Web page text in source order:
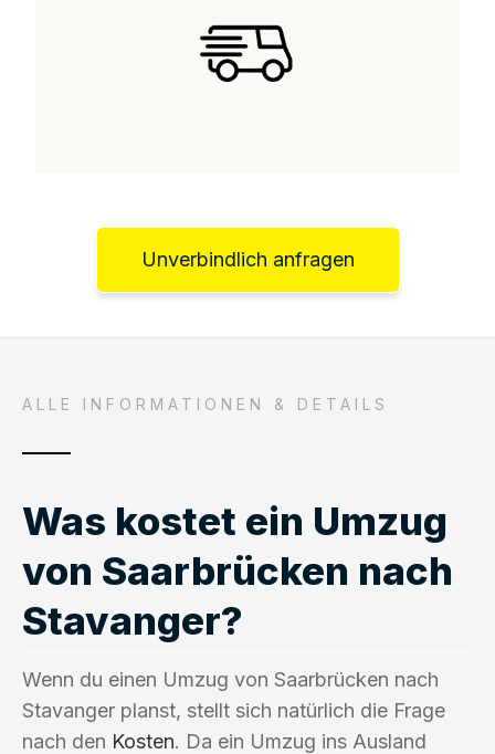
Unverbindlich anfragen
ALLE INFORMATIONEN & DETAILS
Was kostet ein Umzug
von Saarbrücken nach
Stavanger?
Wenn du einen Umzug von Saarbrücken nach
Stavanger planst, stellt sich natürlich die Frage
nach den Kosten. Da ein Umzug ins Ausland